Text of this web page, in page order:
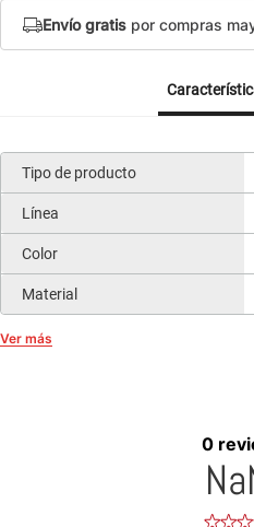
Envío gratis por compras
Tipo de producto
Línea
Color
Material
Ver más
0